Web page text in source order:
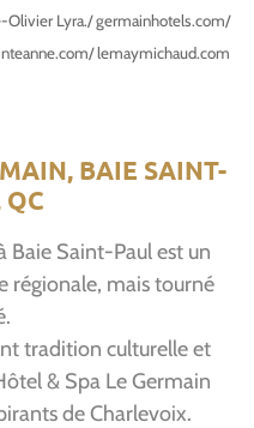
Olivier Lyra./ germainhotels.com/
lemaymichaud.com
BAIE SAINT-
QC
Baie Saint-Paul est un
régionale, mais tourné
tradition culturelle et
& Spa Le Germain
de Charlevoix.